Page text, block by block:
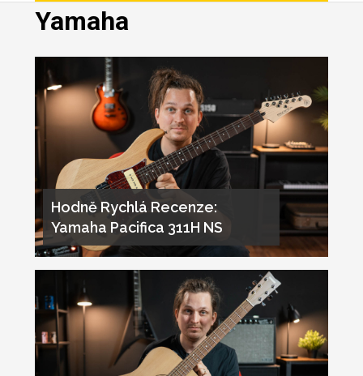
Yamaha
Hodně Rychlá Recenze:
Yamaha Pacifica 311H NS